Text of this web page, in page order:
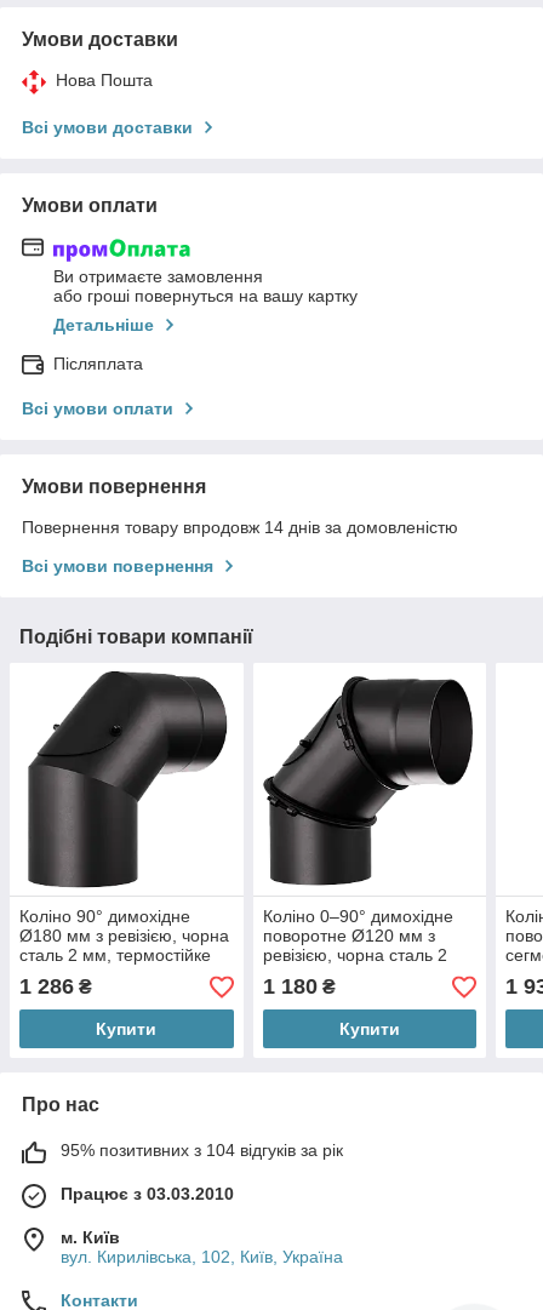
Умови доставки
Нова Пошта
Всі умови доставки
Умови оплати
Ви отримаєте замовлення
або гроші повернуться на вашу картку
Детальніше
Післяплата
Всі умови оплати
Умови повернення
Повернення товару впродовж 14 днів за домовленістю
Всі умови повернення
Подібні товари компанії
Коліно 90° димохідне
Ø180 мм з ревізією, чорна
сталь 2 мм, термостійке
1 286 ₴
Купити
Коліно 0–90° димохідне
поворотне Ø120 мм з
ревізією, чорна сталь 2
мм, термостійке покриття
1 180₴
Купити
1
Про нас
95% позитивних з 104 відгуків за рік
Працює з 03.03.2010
м. Київ
вул. Кирилівська, 102, Київ, Україна
Контакти